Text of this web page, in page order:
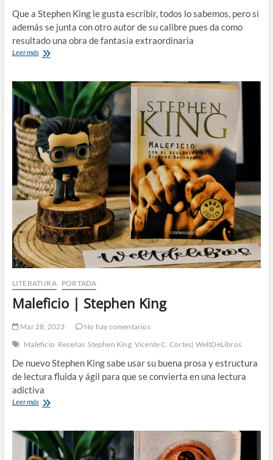
Que a Stephen King le gusta escribir, todos lo sabemos, pero si
además se junta con otro autor de su calibre pues da como
resultado una obra de fantasía extraordinaria
Leer másEl
King
y
Peter
Straub
LITERATURA PORTADA
Maleficio | Stephen King
Mar 28, 2023
No hay comentarios
Maleficio Reseñas Stephen King Vicente C. Cortes| WeltDeLibros
De nuevo Stephen King sabe usar su buena prosa y estructura
de lectura fluida y ágil para que se convierta en una lectura
adictiva
Leer másMaleficio
King